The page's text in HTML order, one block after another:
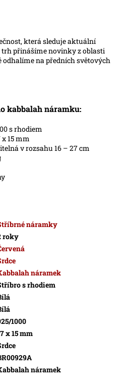
která sleduje aktuální
trh přinášíme novinky z oblasti
na předních světových
kabbalah náramku:
s rhodiem
x 15 mm
v rozsahu 16 – 27 cm
náramky
roky
náramek
s rhodiem
1000
x 15 mm
náramek